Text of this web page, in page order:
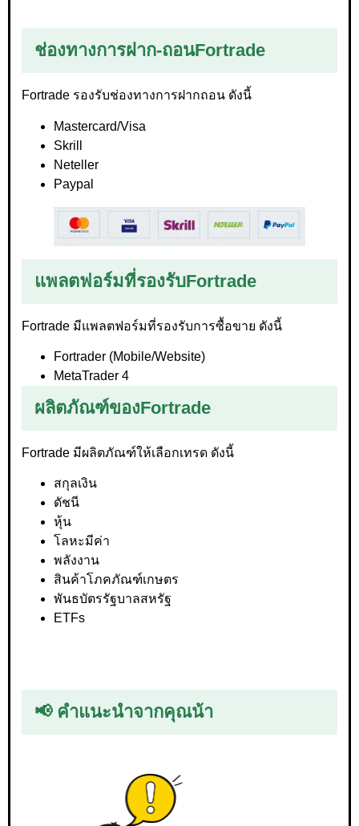
ช่องทางการฝาก-ถอนFortrade
Fortrade รองรับช่องทางการฝากถอน ดังนี้
Mastercard/Visa
Skrill
Neteller
Paypal
แพลตฟอร์มที่รองรับFortrade
Fortrade มีแพลตฟอร์มที่รองรับการซื้อขาย ดังนี้
Fortrader (Mobile/Website)
MetaTrader 4
ผลิตภัณฑ์ของFortrade
Fortrade มีผลิตภัณฑ์ให้เลือกเทรด ดังนี้
สกุลเงิน
ดัชนี
หุ้น
โลหะมีค่า
พลังงาน
สินค้าโภคภัณฑ์เกษตร
พันธบัตรรัฐบาลสหรัฐ
ETFs
📢 คำแนะนำจากคุณน้า